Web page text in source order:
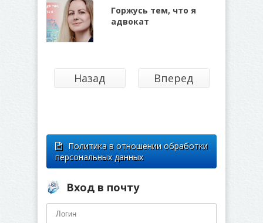
Горжусь тем, что я
адвокат
Назад Вперед
Политика в отношении обработки
персональных данных
Вход в почту